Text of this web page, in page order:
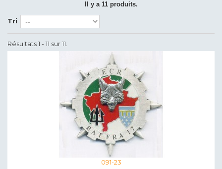
Il y a 11 produits.
Tri
Résultats 1 - 11 sur 11.
091-23